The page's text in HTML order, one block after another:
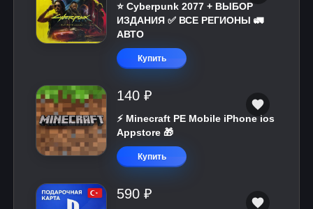
⭐ Cyberpunk 2077 + ВЫБОР
ИЗДАНИЯ ✅ ВСЕ РЕГИОНЫ 🚛
АВТО
Купить
140 ₽
⚡️ Minecraft PE Mobile iPhone ios
Appstore 🎁
Купить
590 ₽